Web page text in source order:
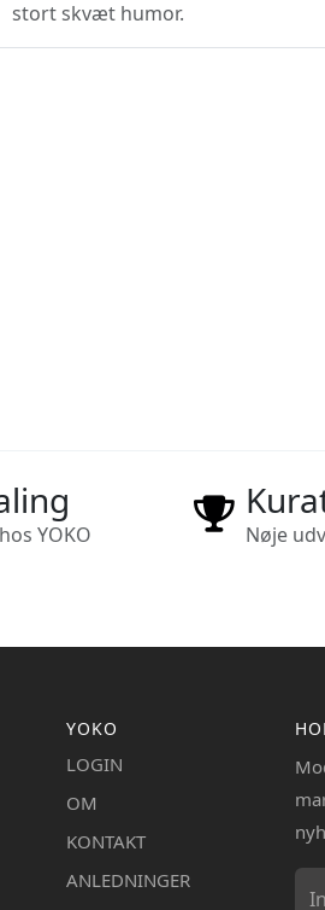
stort skvæt humor.
YOKO Nøje
YOKO
LOGIN
OM
KONTAKT
ANLEDNINGER